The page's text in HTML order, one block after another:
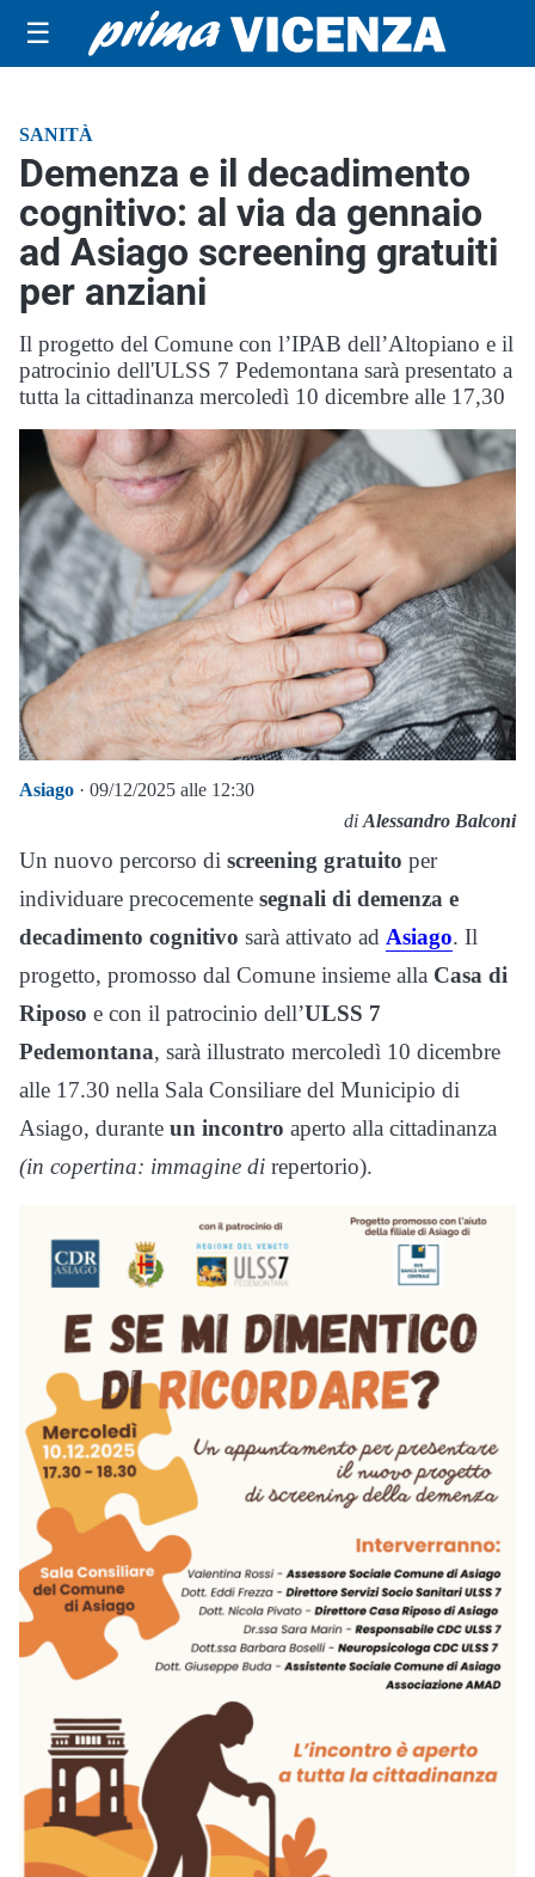
☰
SANITÀ
Demenza e il decadimento
cognitivo: al via da gennaio
ad Asiago screening gratuiti
per anziani
Il progetto del Comune con l’IPAB dell’Altopiano e il
patrocinio dell'ULSS 7 Pedemontana sarà presentato a
tutta la cittadinanza mercoledì 10 dicembre alle 17,30
Asiago · 09/12/2025 alle 12:30
di Alessandro Balconi
Un nuovo percorso di screening gratuito per
individuare precocemente segnali di demenza e
decadimento cognitivo sarà attivato ad Asiago. Il
progetto, promosso dal Comune insieme alla Casa di
Riposo e con il patrocinio dell’ULSS 7
Pedemontana, sarà illustrato mercoledì 10 dicembre
alle 17.30 nella Sala Consiliare del Municipio di
Asiago, durante un incontro aperto alla cittadinanza
(in copertina: immagine di repertorio).